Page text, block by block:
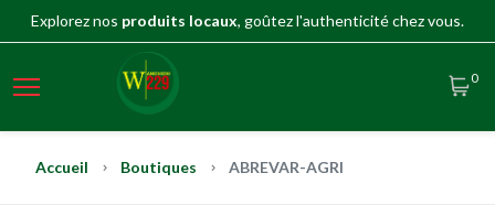
Explorez nos produits locaux, goûtez l'authenticité chez vous.
0
Accueil Boutiques ABREVAR-AGRI